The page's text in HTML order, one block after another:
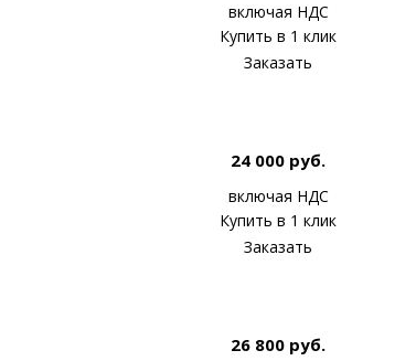
включая НДС
Купить в 1 клик
Заказать
24 000 руб.
включая НДС
Купить в 1 клик
Заказать
26 800 руб.